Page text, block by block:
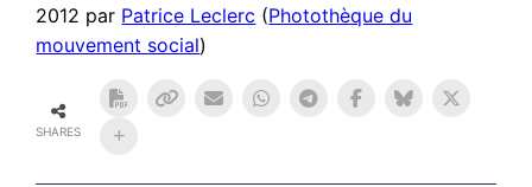
2012 par Patrice Leclerc (Photothèque du
mouvement social)
SHARES